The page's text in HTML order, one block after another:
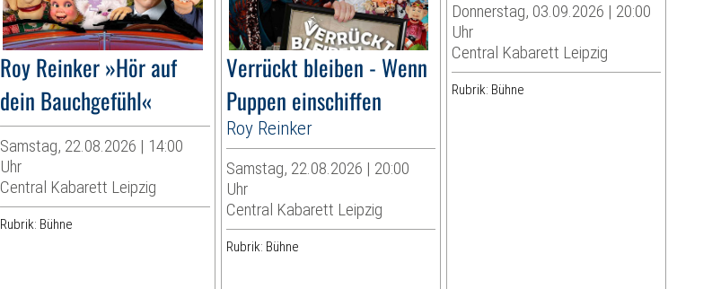
Roy Reinker »Hör auf
dein Bauchgefühl«
Samstag, 22.08.2026 | 14:00
Uhr
Central Kabarett Leipzig
Rubrik: Bühne
Verrückt bleiben - Wenn
Puppen einschiffen
Roy Reinker
Samstag, 22.08.2026 | 20:00
Uhr
Central Kabarett Leipzig
Rubrik: Bühne
Donnerstag, 03.09.2026 | 20:00
Uhr
Central Kabarett Leipzig
Rubrik: Bühne